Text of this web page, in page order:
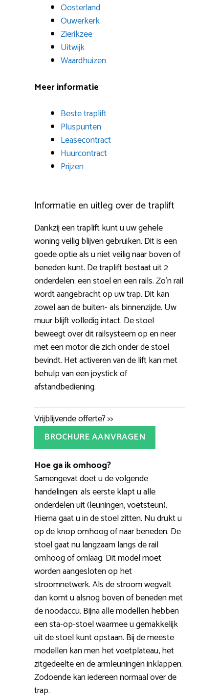
Oosterland
Ouwerkerk
Zierikzee
Uitwijk
Waardhuizen
Meer informatie
Beste traplift
Pluspunten
Leasecontract
Huurcontract
Prijzen
Informatie en uitleg over de traplift
Dankzij een traplift kunt u uw gehele
woning veilig blijven gebruiken. Dit is een
goede optie als u niet veilig naar boven of
beneden kunt. De traplift bestaat uit 2
onderdelen: een stoel en een rails. Zo’n rail
wordt aangebracht op uw trap. Dit kan
zowel aan de buiten- als binnenzijde. Uw
muur blijft volledig intact. De stoel
beweegt over dit railsysteem op en neer
met een motor die zich onder de stoel
bevindt. Het activeren van de lift kan met
behulp van een joystick of
afstandbediening.
Vrijblijvende offerte? >>
BROCHURE AANVRAGEN
Hoe ga ik omhoog?
Samengevat doet u de volgende
handelingen: als eerste klapt u alle
onderdelen uit (leuningen, voetsteun).
Hierna gaat u in de stoel zitten. Nu drukt u
op de knop omhoog of naar beneden. De
stoel gaat nu langzaam langs de rail
omhoog of omlaag. Dit model moet
worden aangesloten op het
stroomnetwerk. Als de stroom wegvalt
dan komt u alsnog boven of beneden met
de noodaccu. Bijna alle modellen hebben
een sta-op-stoel waarmee u gemakkelijk
uit de stoel kunt opstaan. Bij de meeste
modellen kan men het voetplateau, het
zitgedeelte en de armleuningen inklappen.
Zodoende kan iedereen normaal over de
trap.